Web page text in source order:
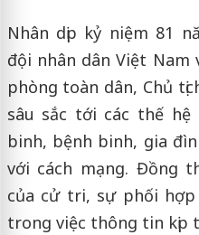
Nhân dịp kỷ niệm 81
đội nhân dân Việt Nam
phòng toàn dân, Chủ
sâu sắc tới các thế
binh, bệnh binh, gia
với cách mạng. Đồng
của cử tri, sự phối
trong việc thông tin kịp